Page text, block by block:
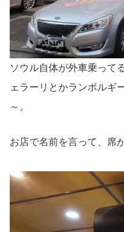
ソウル自体が外車乗って
ェラーリとかランボルギ
～。
お店で名前を言って、席